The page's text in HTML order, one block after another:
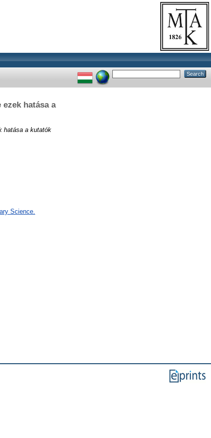
hatása a
hatása a kutatók
Science.